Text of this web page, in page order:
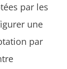
par les
une
par